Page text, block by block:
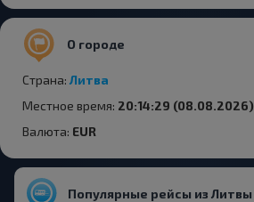
О городе
Страна: Литва
Местное время: 20:14:29 (08.08.2026)
Валюта: EUR
Популярные рейсы из Литвы